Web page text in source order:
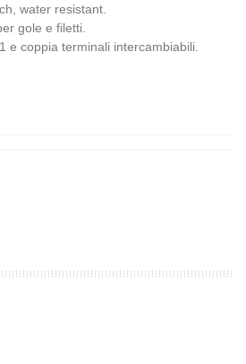
water resistant.
gole e filetti.
e coppia terminali intercambiabili.